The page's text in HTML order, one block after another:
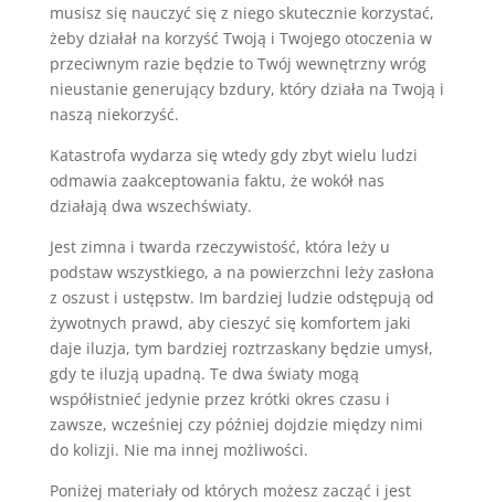
musisz się nauczyć się z niego skutecznie korzystać,
żeby działał na korzyść Twoją i Twojego otoczenia w
przeciwnym razie będzie to Twój wewnętrzny wróg
nieustanie generujący bzdury, który działa na Twoją i
naszą niekorzyść.
Katastrofa wydarza się wtedy gdy zbyt wielu ludzi
odmawia zaakceptowania faktu, że wokół nas
działają dwa wszechświaty.
Jest zimna i twarda rzeczywistość, która leży u
podstaw wszystkiego, a na powierzchni leży zasłona
z oszust i ustępstw. Im bardziej ludzie odstępują od
żywotnych prawd, aby cieszyć się komfortem jaki
daje iluzja, tym bardziej roztrzaskany będzie umysł,
gdy te iluzją upadną. Te dwa światy mogą
współistnieć jedynie przez krótki okres czasu i
zawsze, wcześniej czy później dojdzie między nimi
do kolizji. Nie ma innej możliwości.
Poniżej materiały od których możesz zacząć i jest